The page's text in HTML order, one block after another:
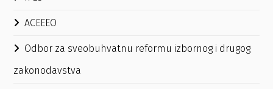
ACEEEO
Odbor za sveobuhvatnu reformu izbornog i drugog
zakonodavstva